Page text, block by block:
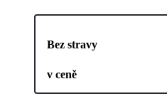
Bez stravy
v ceně